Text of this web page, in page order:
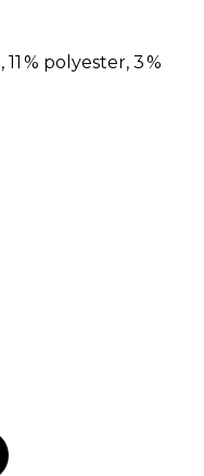
% polyester, 3 %